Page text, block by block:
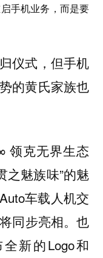
手机业务，而是要
仪式，但手机
的黄氏家族也
领克无界生态
之魅族味”的魅
车载人机交
同步亮相。也
新的Logo和